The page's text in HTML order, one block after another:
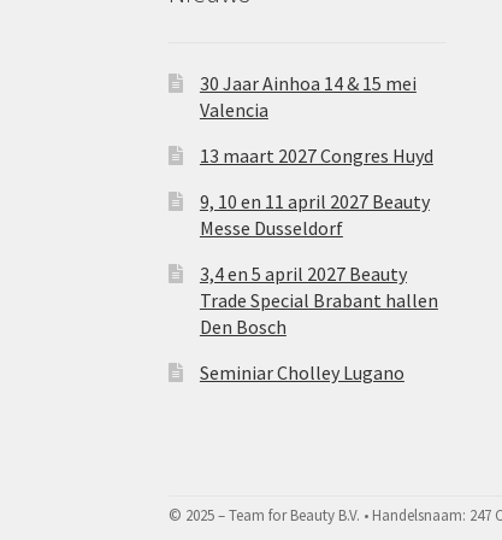
30 Jaar Ainhoa 14 & 15 mei
Valencia
13 maart 2027 Congres Huyd
9, 10 en 11 april 2027 Beauty
Messe Dusseldorf
3,4 en 5 april 2027 Beauty
Trade Special Brabant hallen
Den Bosch
Seminiar Cholley Lugano